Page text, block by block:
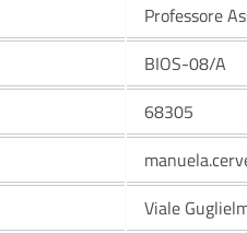
Professore
BIOS-08/A
68305
Viale